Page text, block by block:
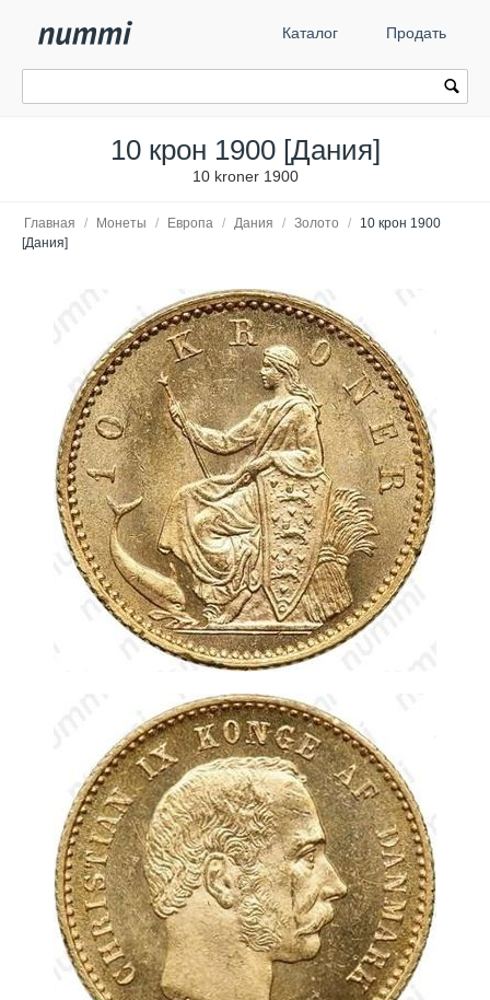
Каталог Продать
10 крон 1900 [Дания]
10 kroner 1900
Главная / Монеты / Европа / Дания / Золото /
10 крон 1900
[Дания]